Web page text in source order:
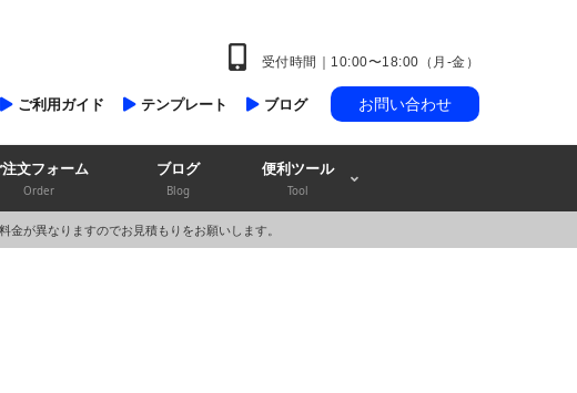
受付時間｜10:00〜18:00（月-金）
ご利用ガイド テンプレート ブログ お問い合わせ
注文フォーム
Order
ブログ
Blog
便利ツール
Tool
が異なりますのでお見積もりをお願いします。